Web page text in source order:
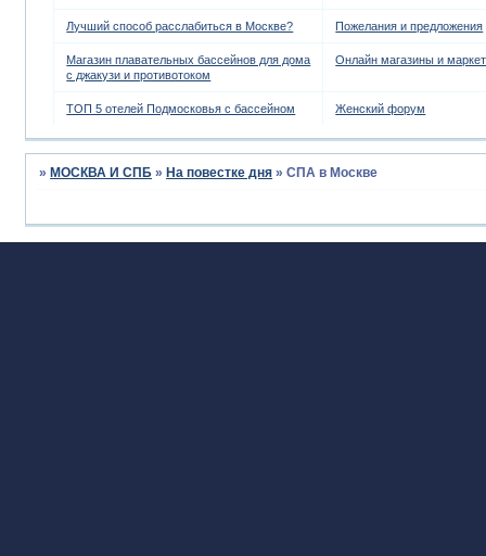
Лучший способ расслабиться в Москве? Пожелания и предложения
Магазин плавательных бассейнов для дома
с джакузи и противотоком
Онлайн магазины и
ТОП 5 отелей Подмосковья с бассейном Женский форум
»МОСКВА И СПБ »На повестке дня »СПА в Москве